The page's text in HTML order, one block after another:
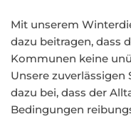
Mit unserem
dazu beitragen, dass
Kommunen keine
Unsere
dazu bei, dass der
Bedingungen